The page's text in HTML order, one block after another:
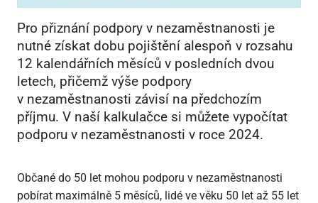
Pro přiznání podpory v nezaměstnanosti je
nutné získat dobu pojištění alespoň v rozsahu
12 kalendářních měsíců v posledních dvou
letech, přičemž výše podpory
v nezaměstnanosti závisí na předchozím
příjmu. V naší kalkulačce si můžete vypočítat
podporu v nezaměstnanosti v roce 2024.
Občané do 50 let mohou podporu v nezaměstnanosti
pobírat maximálně 5 měsíců, lidé ve věku 50 let až 55 let